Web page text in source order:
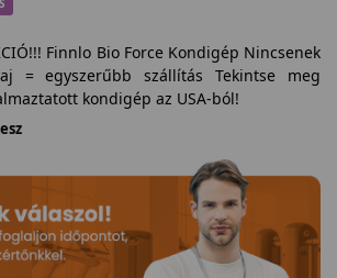
Finnlo Bio Force Kondigép Nincsenek
= egyszerűbb szállítás Tekintse meg
kondigép az USA-ból!